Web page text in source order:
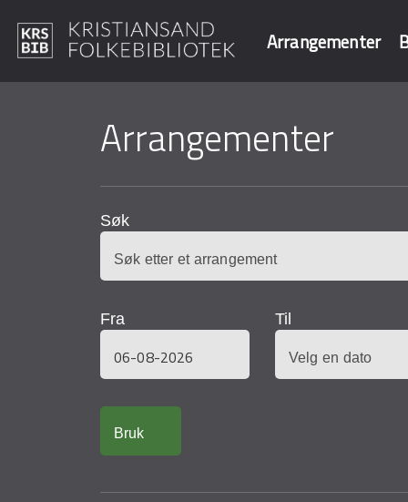
Arrangementer
Søk i våre
Arrangementer
Søk
Fra
Til